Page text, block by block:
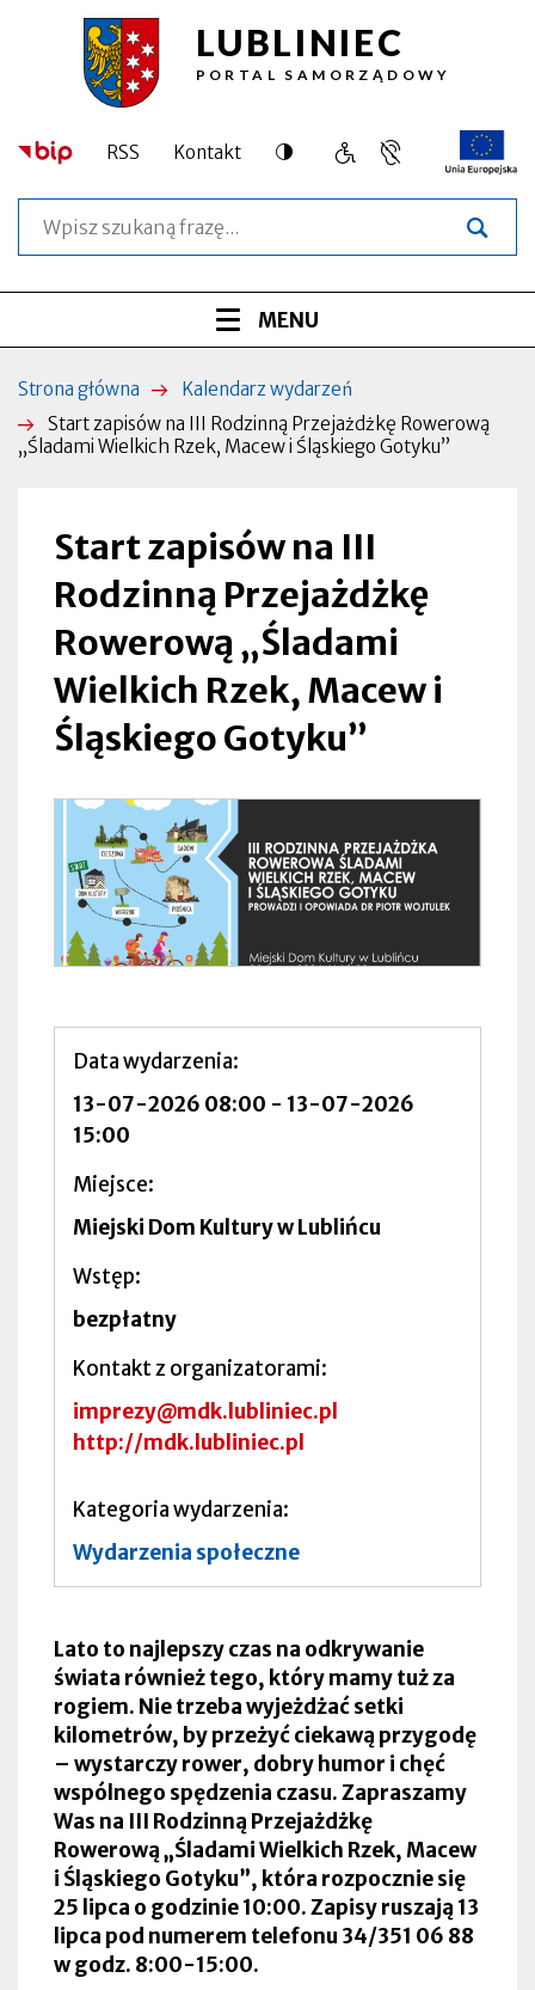
Start
zapisów
na
III
Rodzinną
Przejażdżkę
Rowerową
„Śladami
Wielkich
Rzek,
Śląskiego
Gotyku”
Lubliniec
Przejdź
treści
Przejdź
głównego
Przejdź
wyszukiwarki
Przejdź
stopki
LUBLINIEC
PORTAL SAMORZĄDOWY
RSS Kontakt Dostępność
migowy,
niesłyszących
Obsługa
osób
szczególnych
Otworzy
się
serwisu
ROZWIŃ
MENU
Ścieżka
nawigacyjna
Strona główna
Kalendarz wydarzeń
Start zapisów na III Rodzinną Przejażdżkę Rowerową
„Śladami Wielkich Rzek, Macew i Śląskiego Gotyku”
Start zapisów na III
Rodzinną Przejażdżkę
Rowerową „Śladami
Wielkich Rzek, Macew i
Śląskiego Gotyku”
Data wydarzenia
13-07-2026 08:00 - 13-07-2026
15:00
Miejsce
Miejski Dom Kultury w Lublińcu
Wstęp
bezpłatny
Kontakt z organizatorami
imprezy@mdk.lubliniec.pl
http://mdk.lubliniec.pl
Kategoria wydarzenia
Wydarzenia społeczne
Lato to najlepszy czas na odkrywanie
świata również tego, który mamy tuż za
rogiem. Nie trzeba wyjeżdżać setki
kilometrów, by przeżyć ciekawą przygodę
– wystarczy rower, dobry humor i chęć
wspólnego spędzenia czasu. Zapraszamy
Was na III Rodzinną Przejażdżkę
Rowerową „Śladami Wielkich Rzek, Macew
i Śląskiego Gotyku”, która rozpocznie się
25 lipca o godzinie 10:00. Zapisy ruszają 13
lipca pod numerem telefonu 34/351 06 88
w godz. 8:00-15:00.